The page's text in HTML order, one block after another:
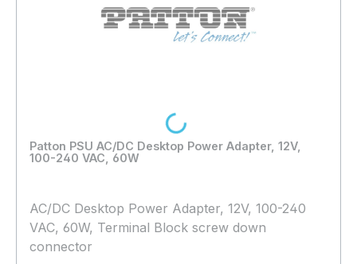
Patton PSU AC/DC Desktop Power Adapter, 12V,
100-240 VAC, 60W
AC/DC Desktop Power Adapter, 12V, 100-240
VAC, 60W, Terminal Block screw down
connector
Loading...